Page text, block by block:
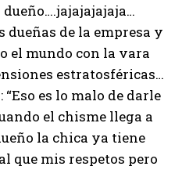
dueñas de la empresa y
el mundo con la vara
estratosféricas…
es lo malo de darle
el chisme llega a
la chica ya tiene
que mis respetos pero